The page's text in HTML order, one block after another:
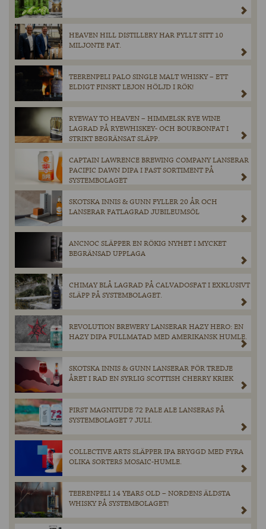
HEAVEN HILL DISTILLERY HAR FYLLT SITT 10
MILJONTE FAT.
TEERENPELI PALO SINGLE MALT WHISKY – ETT
ELDIGT FINSKT LEJON HÖLJD I RÖK!
RYEWAY TO HEAVEN – HIMMELSK RYE WINE
LAGRAD PÅ RYEWHISKEY- OCH BOURBONFAT I
STRIKT BEGRÄNSAT SLÄPP.
CAPTAIN LAWRENCE BREWING COMPANY LANSERAR
PACIFIC DAWN DIPA I FAST SORTIMENT PÅ
SYSTEMBOLAGET
SKOTSKA INNIS & GUNN FYLLER 20 ÅR OCH
LANSERAR FATLAGRAD JUBILEUMSÖL
ANCNOC SLÄPPER EN RÖKIG NYHET I MYCKET
BEGRÄNSAD UPPLAGA
CHIMAY BLÅ LAGRAD PÅ CALVADOSFAT I EXKLUSIVT
SLÄPP PÅ SYSTEMBOLAGET.
REVOLUTION BREWERY LANSERAR HAZY HERO: EN
HAZY DIPA FULLMATAD MED AMERIKANSK HUMLE.
SKOTSKA INNIS & GUNN LANSERAR FÖR TREDJE
ÅRET I RAD EN SYRLIG SCOTTISH CHERRY KRIEK
FIRST MAGNITUDE 72 PALE ALE LANSERAS PÅ
SYSTEMBOLAGET 7 JULI.
COLLECTIVE ARTS SLÄPPER IPA BRYGGD MED FYRA
OLIKA SORTERS MOSAIC-HUMLE.
TEERENPELI 14 YEARS OLD – NORDENS ÄLDSTA
WHISKY PÅ SYSTEMBOLAGET!